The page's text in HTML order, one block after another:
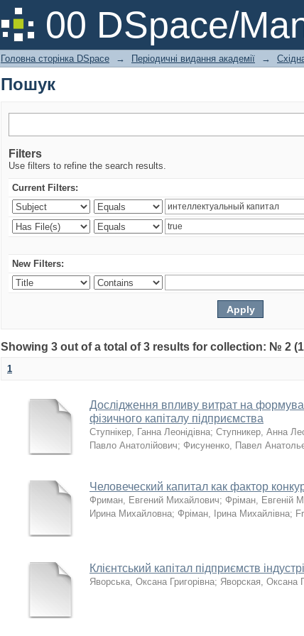
00 DSpace/
Пошук
Головна сторінка DSpace → Періодичні видання академії →
Пошук
Filters
Use filters to refine the search results.
Current Filters:
New Filters:
Showing 3 out of a total of 3 results for collection: № 2
1
Дослідження впливу витрат на
фізичного капіталу підприємства
Ступнікер, Ганна Леонідівна; Ступникер, Анна
Павло Анатолійович; Фисуненко, Павел
Человеческий капитал как фактор
Фриман, Евгений Михайлович; Фріман, Евгеній
Ирина Михайловна; Фріман, Ірина Михайлівна;
Клієнтський капітал підприємств
Яворська, Оксана Григорівна; Яворская, Оксана